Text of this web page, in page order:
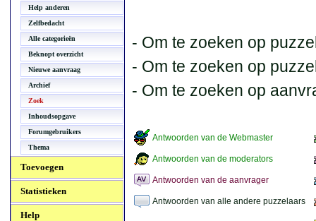
Help anderen
Zelfbedacht
Alle categorieën
Beknopt overzicht
Nieuwe aanvraag
Archief
Zoek
Inhoudsopgave
Forumgebruikers
Thema
Toevoegen
Statistieken
Help
- Om te zoeken op
- Om te zoeken op
- Om te zoeken op
Antwoorden van de Webmaster
Antwoorden van de moderators
Antwoorden van de aanvrager
Antwoorden van alle andere puzzelaars